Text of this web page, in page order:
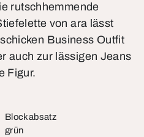
rutschhemmende
von ara lässt
Business Outfit
auch zur lässigen Jeans
Figur.
Blockabsatz
grün